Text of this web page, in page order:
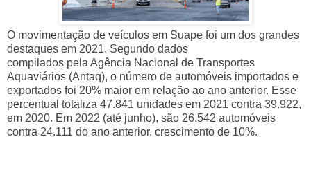
O movimentação de veículos em Suape foi um dos grandes
destaques em 2021. Segundo dados
compilados pela Agência Nacional de Transportes
Aquaviários (Antaq), o número de automóveis importados e
exportados foi 20% maior em relação ao ano anterior. Esse
percentual totaliza 47.841 unidades em 2021 contra 39.922,
em 2020. Em 2022 (até junho), são 26.542 automóveis
contra 24.111 do ano anterior, crescimento de 10%.